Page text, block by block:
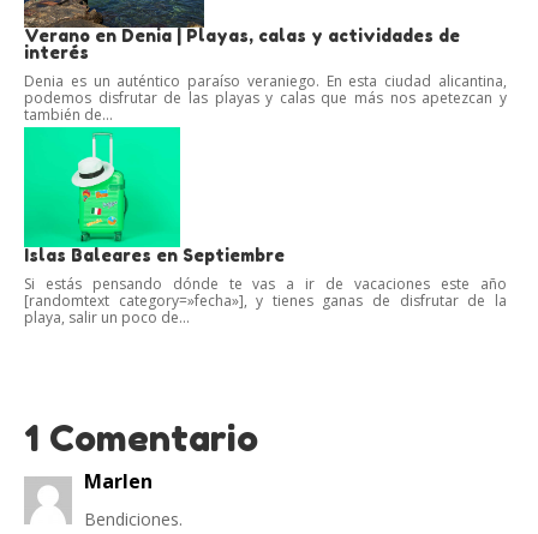
Verano en Denia | Playas, calas y actividades de
interés
Denia es un auténtico paraíso veraniego. En esta ciudad alicantina,
podemos disfrutar de las playas y calas que más nos apetezcan y
también de...
Islas Baleares en Septiembre
Si estás pensando dónde te vas a ir de vacaciones este año
[randomtext category=»fecha»], y tienes ganas de disfrutar de la
playa, salir un poco de...
1 Comentario
Marlen
Bendiciones.